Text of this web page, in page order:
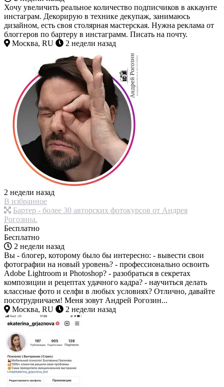
Хочу увеличить реальное количество подписчиков в аккаунте
инстаграм. Декорирую в технике декупаж, занимаюсь
дизайном, есть своя столярная мастерская. Нужна реклама от
блоггеров по бартеру в инстаграмм. Писать на почту.
Москва, RU
2 недели назад
2 недели назад
В избранное
Бартер - более 30 авторских фотокурсов от Андрея
Рогозина.
Бесплатно
Бесплатно
2 недели назад
Вы - блогер, которому было бы интересно: - вывести свои
фотографии на новый уровень? - профессионально освоить
Adobe Lightroom и Photoshop? - разобраться в секретах
композиции и рецептах удачного кадра? - научиться делать
классные фото и селфи в любых условиях? Отлично, давайте
посотрудничаем! Меня зовут Андрей Рогозин...
Москва, RU
2 недели назад